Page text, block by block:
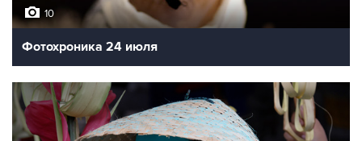
10
Фотохроника 24 июля